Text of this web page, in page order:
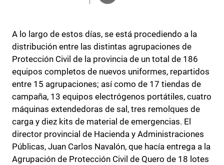
A lo largo de estos días, se está procediendo a la
distribución entre las distintas agrupaciones de
Protección Civil de la provincia de un total de 186
equipos completos de nuevos uniformes, repartidos
entre 15 agrupaciones; así como de 17 tiendas de
campaña, 13 equipos electrógenos portátiles, cuatro
máquinas extendedoras de sal, tres remolques de
carga y diez kits de material de emergencias. El
director provincial de Hacienda y Administraciones
Públicas, Juan Carlos Navalón, que hacía entrega a la
Agrupación de Protección Civil de Quero de 18 lotes